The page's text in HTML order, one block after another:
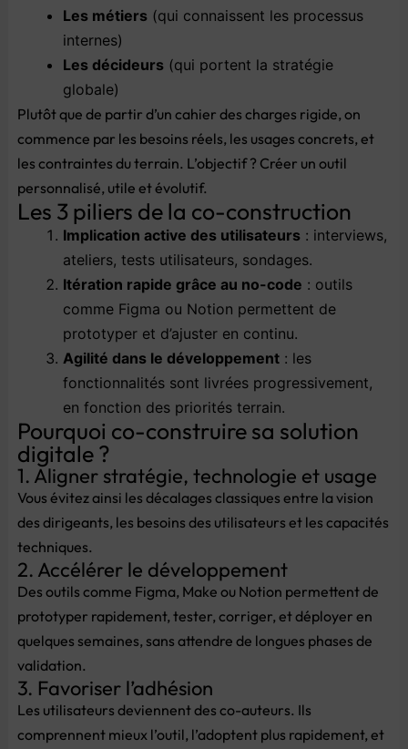
Les métiers(qui connaissent les processus
internes)
Les décideurs(qui portent la stratégie
globale)
Plutôt que de partir d’un cahier des charges rigide, on
commence par les besoins réels, les usages concrets, et
les contraintes du terrain. L’objectif ? Créer un outil
personnalisé, utile et évolutif.
Les 3 piliers de la co-construction
Implication active des utilisateurs: interviews,
ateliers, tests utilisateurs, sondages.
Itération rapide grâce au no-code : outils
comme Figma ou Notion permettent de
prototyper et d’ajuster en continu.
Agilité dans le développement: les
fonctionnalités sont livrées progressivement,
en fonction des priorités terrain.
Pourquoi co-construire sa solution
digitale ?
1. Aligner stratégie, technologie et usage
Vous évitez ainsi les décalages classiques entre la vision
des dirigeants, les besoins des utilisateurs et les capacités
techniques.
2. Accélérer le développement
Des outils comme Figma, Make ou Notion permettent de
prototyper rapidement, tester, corriger, et déployer en
quelques semaines, sans attendre de longues phases de
validation.
3. Favoriser l’adhésion
Les utilisateurs deviennent des co-auteurs. Ils
comprennent mieux l’outil, l’adoptent plus rapidement, et